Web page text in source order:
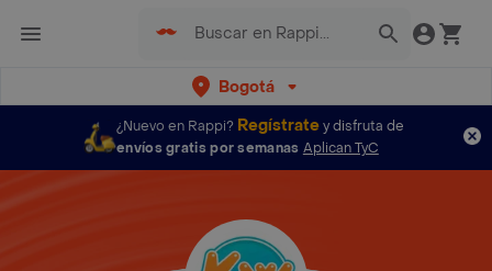
Bogotá
¿Nuevo en Rappi? Regístratey disfruta de
envíos gratis por semanas Aplican TyC